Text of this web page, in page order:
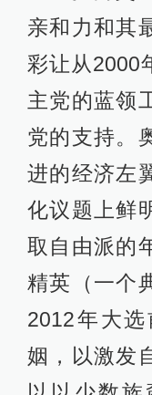
亲和力和其
彩让从2000
主党的蓝领
党的支持。
进的经济左
化议题上鲜
取自由派的
精英（一个
2012年大
姻，以激发